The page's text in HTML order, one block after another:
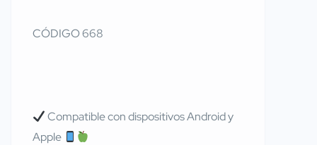
CÓDIGO 668
Compatible con dispositivos Android y
Apple